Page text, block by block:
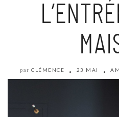
par CLÉMENCE 23 MAI